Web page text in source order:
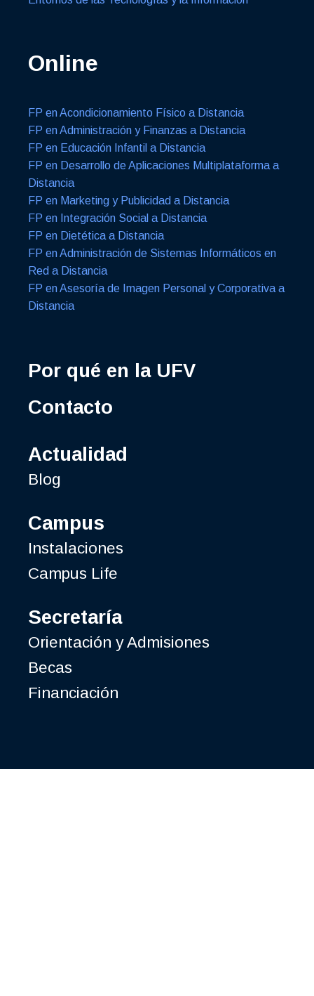
Online
FP en Acondicionamiento Físico a Distancia
FP en Administración y Finanzas a Distancia
FP en Educación Infantil a Distancia
FP en Desarrollo de Aplicaciones Multiplataforma a
Distancia
FP en Marketing y Publicidad a Distancia
FP en Integración Social a Distancia
FP en Dietética a Distancia
FP en Administración de Sistemas Informáticos en
Red a Distancia
FP en Asesoría de Imagen Personal y Corporativa a
Distancia
Por qué en la UFV
Contacto
Actualidad
Blog
Campus
Instalaciones
Campus Life
Secretaría
Orientación y Admisiones
Becas
Financiación